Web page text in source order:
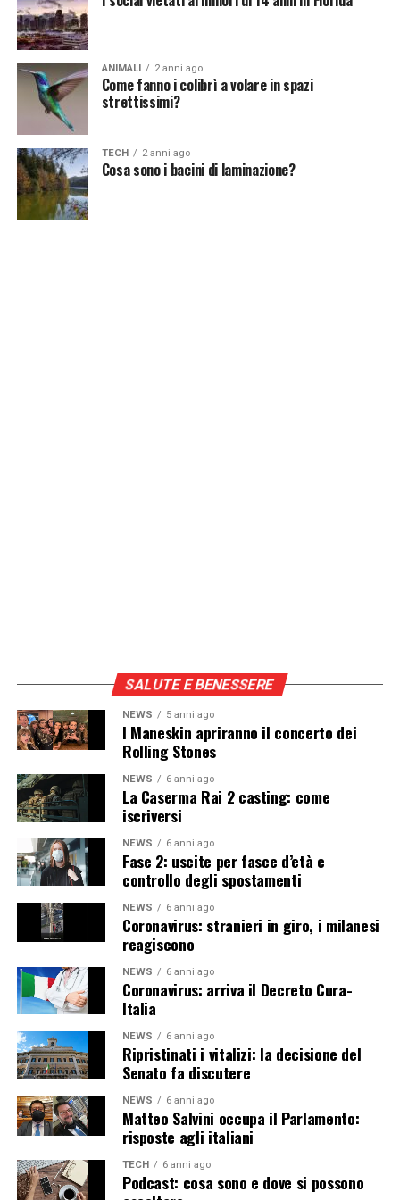
ANIMALI 2 anni ago
Come fanno i colibrì a volare in spazi
strettissimi?
TECH 2 anni ago
Cosa sono i bacini di laminazione?
SALUTE E BENESSERE
NEWS 5 anni ago
I Maneskin apriranno il concerto dei
Rolling Stones
NEWS 6 anni ago
La Caserma Rai 2 casting: come
iscriversi
NEWS 6 anni ago
Fase 2: uscite per fasce d’età e
controllo degli spostamenti
NEWS 6 anni ago
Coronavirus: stranieri in giro, i milanesi
reagiscono
NEWS 6 anni ago
Coronavirus: arriva il Decreto Cura-
Italia
NEWS 6 anni ago
Ripristinati i vitalizi: la decisione del
Senato fa discutere
NEWS 6 anni ago
Matteo Salvini occupa il Parlamento:
risposte agli italiani
TECH 6 anni ago
Podcast: cosa sono e dove si possono